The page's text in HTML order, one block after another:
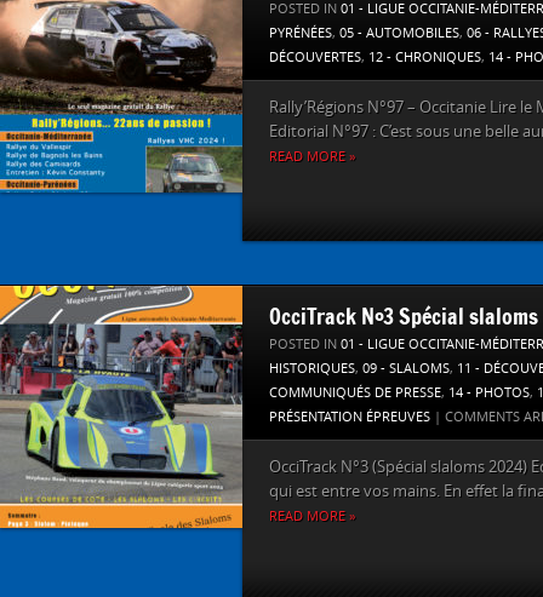
POSTED IN 01 - LIGUE OCCITANIE-
PYRÉNÉES, 05 - AUTOMOBILES, 06 -
DÉCOUVERTES, 12 - CHRONIQUES, 14 -
Rally’Régions N°97 – Occitanie Lire
Editorial N°97 : C’est sous une belle
READ MORE »
OcciTrack N°3 Spécial
POSTED IN 01 - LIGUE OCCITANIE-
HISTORIQUES, 09 - SLALOMS, 11 -
COMMUNIQUÉS DE PRESSE, 14 - PHOTOS,
PRÉSENTATION ÉPREUVES | COMMENTS
OcciTrack N°3 (Spécial slaloms 2024)
qui est entre vos mains. En effet la
READ MORE »